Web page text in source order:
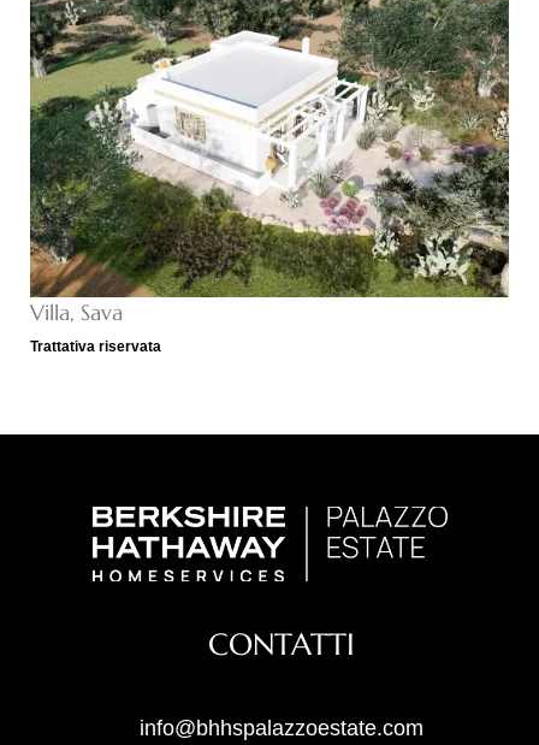
Villa, Sava
Trattativa riservata
CONTATTI
info@bhhspalazzoestate.com